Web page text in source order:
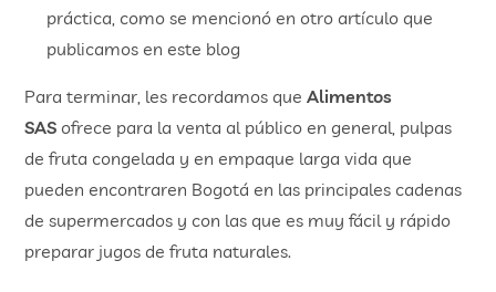
práctica, como se mencionó en otro artículo que
publicamos en este blog
Para terminar, les recordamos queAlimentos
SAS ofrece para la venta al público en general, pulpas
de fruta congelada y en empaque larga vida que
pueden encontraren Bogotá en las principales cadenas
de supermercados y con las que es muy fácil y rápido
preparar jugos de fruta naturales.